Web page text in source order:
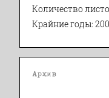
Количество
Крайние годы:
Архив